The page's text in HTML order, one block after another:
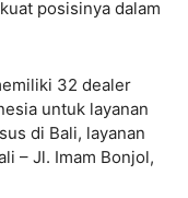
posisinya dalam
32 dealer
untuk layanan
di Bali, layanan
– Jl. Imam Bonjol,